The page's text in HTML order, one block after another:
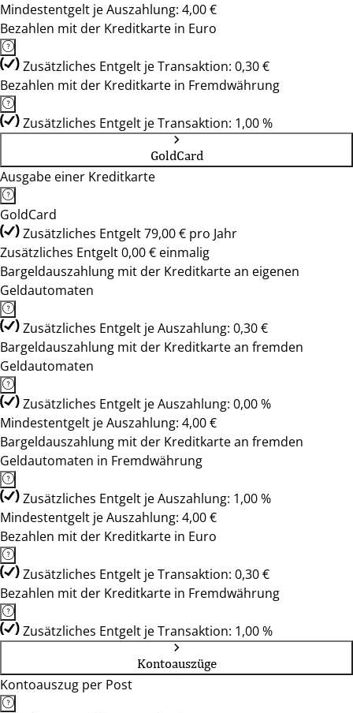
Mindestentgelt je Auszahlung: 4,00 €
Bezahlen mit der Kreditkarte in Euro
Zusätzliches Entgelt je Transaktion: 0,30 €
Bezahlen mit der Kreditkarte in Fremdwährung
Zusätzliches Entgelt je Transaktion: 1,00 %
GoldCard
Ausgabe einer Kreditkarte
GoldCard
Zusätzliches Entgelt 79,00 € pro Jahr
Zusätzliches Entgelt 0,00 € einmalig
Bargeldauszahlung mit der Kreditkarte an eigenen
Geldautomaten
Zusätzliches Entgelt je Auszahlung: 0,30 €
Bargeldauszahlung mit der Kreditkarte an fremden
Geldautomaten
Zusätzliches Entgelt je Auszahlung: 0,00 %
Mindestentgelt je Auszahlung: 4,00 €
Bargeldauszahlung mit der Kreditkarte an fremden
Geldautomaten in Fremdwährung
Zusätzliches Entgelt je Auszahlung: 1,00 %
Mindestentgelt je Auszahlung: 4,00 €
Bezahlen mit der Kreditkarte in Euro
Zusätzliches Entgelt je Transaktion: 0,30 €
Bezahlen mit der Kreditkarte in Fremdwährung
Zusätzliches Entgelt je Transaktion: 1,00 %
Kontoauszüge
Kontoauszug per Post